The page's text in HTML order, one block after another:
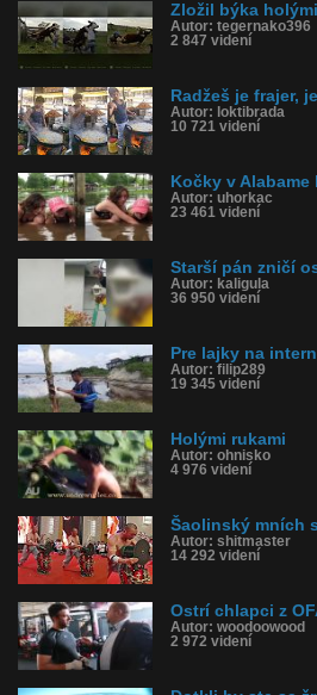
Zložil býka
Autor: tegernako396
2 847 videní
Radžeš je frajer,
Autor: loktibrada
10 721 videní
Kočky v
Autor: uhorkac
23 461 videní
Starší pán zničí
Autor: kaligula
36 950 videní
Pre lajky na
Autor: filip289
19 345 videní
Holými rukami
Autor: ohnisko
4 976 videní
Šaolinský mních
Autor: shitmaster
14 292 videní
Ostrí chlapci z
Autor: woodoowood
2 972 videní